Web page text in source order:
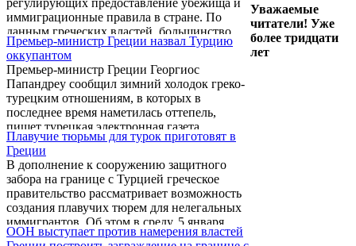
регулирующих предоставление убежища и
иммиграционные правила в стране. По
данным греческих властей, большинство
нелегальных мигрантов, в большинстве
своем – турки, попадают на территорию
Евросоюза через границы Греции. На
протяжении последних нескольких лет на
границах страны ежегодно задерживают
100-150 тыс. человек.
Премьер-министр Греции назвал Турцию
оккупантом
Премьер-министр Греции Георгиос
Папандреу сообщил зимний холодок греко-
турецким отношениям, в которых в
последнее время наметилась оттепель,
пишет турецкая электронная газета
Milligazete.
Плавучие тюрьмы для турок приготовят в
Греции
В дополнение к сооружению защитного
забора на границе с Турцией греческое
правительство рассматривает возможность
создания плавучих тюрем для нелегальных
иммигрантов. Об этом в среду, 5 января,
сообщил один из членов греческого
ООН выступает против намерения властей
Уважаемые
читатели! Уже
более тридцати
лет